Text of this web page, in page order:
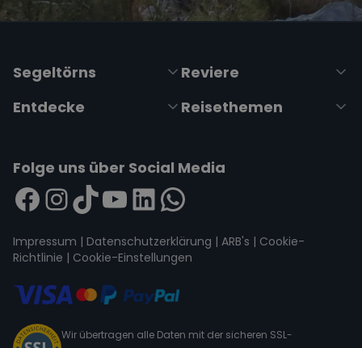
Segeltörns
Reviere
Entdecke
Reisethemen
Folge uns über Social Media
Impressum | Datenschutzerklärung | ARB's | Cookie-
Richtlinie | Cookie-Einstellungen
Wir übertragen alle Daten mit der sicheren SSL-